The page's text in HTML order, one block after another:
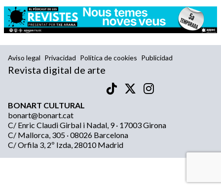
Aviso legal Privacidad Política de cookies Publicidad
Revista digital de arte
BONART CULTURAL
bonart@bonart.cat
C/ Enric Claudi Girbal i Nadal, 9 · 17003 Girona
C/ Mallorca, 305 · 08026 Barcelona
C/ Orfila 3, 2º Izda, 28010 Madrid